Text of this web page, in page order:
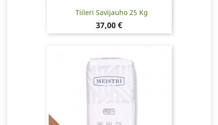
Tiileri Savijauho 25 Kg
Hinta
37,00 €